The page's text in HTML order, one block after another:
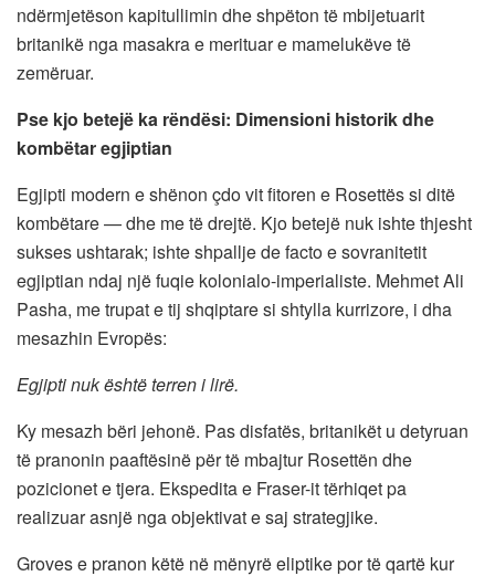
ndërmjetëson kapitullimin dhe shpëton të mbijetuarit
britanikë nga masakra e merituar e mamelukëve të
zemëruar.
Pse kjo betejë ka rëndësi: Dimensioni historik dhe
kombëtar egjiptian
Egjipti modern e shënon çdo vit fitoren e Rosettës si ditë
kombëtare — dhe me të drejtë. Kjo betejë nuk ishte thjesht
sukses ushtarak; ishte shpallje de facto e sovranitetit
egjiptian ndaj një fuqie kolonialo-imperialiste. Mehmet Ali
Pasha, me trupat e tij shqiptare si shtylla kurrizore, i dha
mesazhin Evropës:
Egjipti nuk është terren i lirë.
Ky mesazh bëri jehonë. Pas disfatës, britanikët u detyruan
të pranonin paaftësinë për të mbajtur Rosettën dhe
pozicionet e tjera. Ekspedita e Fraser-it tërhiqet pa
realizuar asnjë nga objektivat e saj strategjike.
Groves e pranon këtë në mënyrë eliptike por të qartë kur